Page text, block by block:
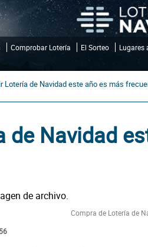
Comprobar Lotería El Sorteo Lugares
Lotería de Navidad este año es más
de Navidad
Compra de Lotería de